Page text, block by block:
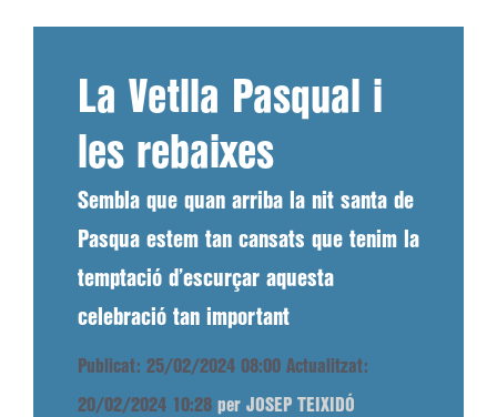
La Vetlla Pasqual i
les rebaixes
Sembla que quan arriba la nit santa de
Pasqua estem tan cansats que tenim la
temptació d’escurçar aquesta
celebració tan important
Publicat: 25/02/2024 08:00 Actualitzat:
20/02/2024 10:28 per JOSEP TEIXIDÓ